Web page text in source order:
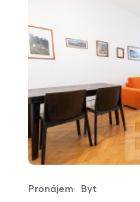
Typ nabídky
Pronájem
Typ nemovitosti
Byt